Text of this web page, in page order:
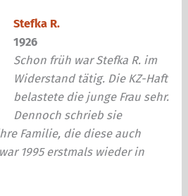
Stefka R.
1926
Schon früh war Stefka R. im
Widerstand tätig. Die KZ-Haft
belastete die junge Frau sehr.
Dennoch schrieb sie
Familie, die diese auch
1995 erstmals wieder in